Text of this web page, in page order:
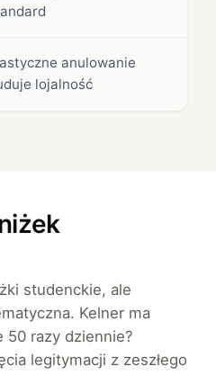
anulowanie
lojalność
studenckie, ale
Kelner ma
50 razy dziennie?
legitymacji z zeszłego